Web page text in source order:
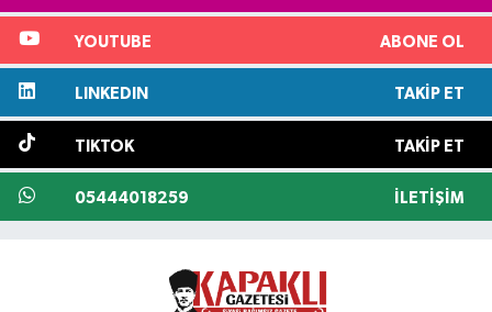
YOUTUBE ABONE OL
LINKEDIN TAKIP ET
TIKTOK TAKIP ET
05444018259 İLETIŞIM